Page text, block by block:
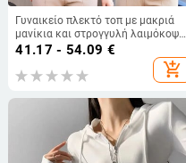
Γυναικείο πλεκτό τοπ με μακριά
μανίκια και στρογγυλή λαιμόκοψη
για άνοιξη και φθινόπωρο, κομψή
μεσήλικες και ηλικιωμένες
41.17 - 54.09 €
add_shopping_cart